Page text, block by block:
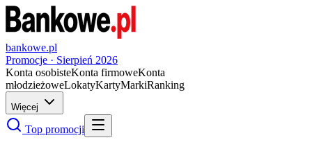
bankowe.pl
Promocje · Sierpień 2026
Konta osobisteKonta firmoweKonta
młodzieżoweLokatyKartyMarkiRanking
Więcej
Top promocji